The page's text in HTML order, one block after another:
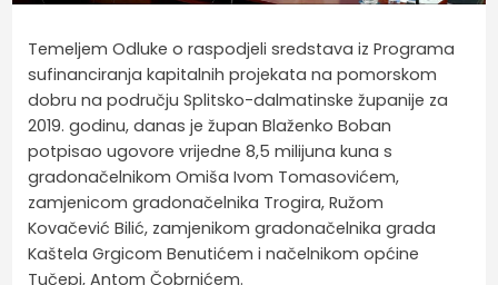
Temeljem Odluke o raspodjeli sredstava iz Programa
sufinanciranja kapitalnih projekata na pomorskom
dobru na području Splitsko-dalmatinske županije za
2019. godinu, danas je župan Blaženko Boban
potpisao ugovore vrijedne 8,5 milijuna kuna s
gradonačelnikom Omiša Ivom Tomasovićem,
zamjenicom gradonačelnika Trogira, Ružom
Kovačević Bilić, zamjenikom gradonačelnika grada
Kaštela Grgicom Benutićem i načelnikom općine
Tučepi, Antom Čobrnićem.